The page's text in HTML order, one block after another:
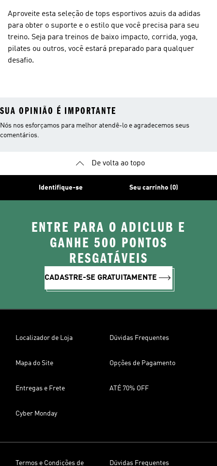
Aproveite esta seleção de tops esportivos azuis da adidas
para obter o suporte e o estilo que você precisa para seu
treino. Seja para treinos de baixo impacto, corrida, yoga,
pilates ou outros, você estará preparado para qualquer
desafio.
SUA OPINIÃO É IMPORTANTE
Nós nos esforçamos para melhor atendê-lo e agradecemos seus
comentários.
De volta ao topo
Identifique-se Seu carrinho (0)
ENTRE PARA O ADICLUB E
GANHE 500 PONTOS
RESGATÁVEIS
CADASTRE-SE GRATUITAMENTE
Localizador de Loja Dúvidas Frequentes
Mapa do Site Opções de Pagamento
Entregas e Frete ATÉ 70% OFF
Cyber Monday
Termos e Condições de Dúvidas Frequentes